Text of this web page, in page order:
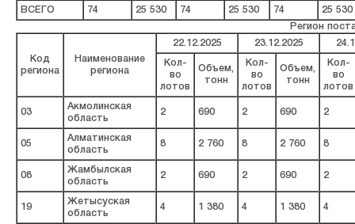
ВСЕГО 74 25 530 74 25 530 74
25 530
Регион
Код
региона
Наименование
региона
22.12.2025 23.12.2025
Кол-
во
лотов
Объем,
тонн
Кол-
во
лотов
Объем,
тонн
Кол-
во
лотов
03
Акмолинская
область
2 690 2 690 2
05
Алматинская
область
8 2 760 8 2 760 8
08
Жамбылская
область
2 690 2 690 2
19
Жетысуская
область
4 1 380 4 1 380 4